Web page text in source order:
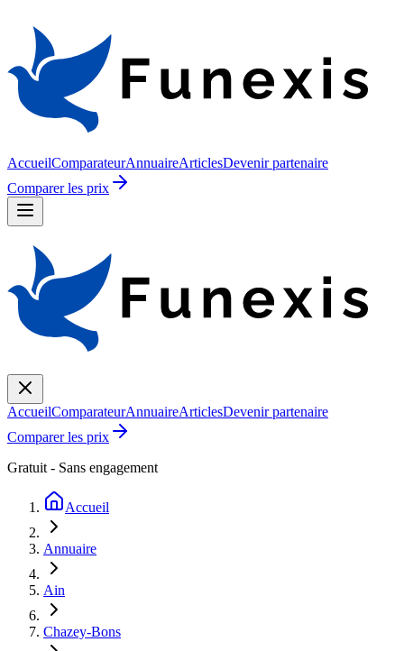
AccueilComparateurAnnuaireArticlesDevenir partenaire
Comparer les prix
AccueilComparateurAnnuaireArticlesDevenir partenaire
Comparer les prix
Gratuit - Sans engagement
Accueil
Annuaire
Ain
Chazey-Bons